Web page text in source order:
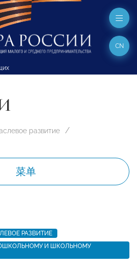
CN
развитие
菜单
РАЗВИТИЕ
И ШКОЛЬНОМУ